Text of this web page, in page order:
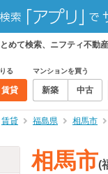
めて検索、ニフティ不動
る
賃貸
マンションを買う
新築 中古
賃貸 福島県 相馬市
相馬市(